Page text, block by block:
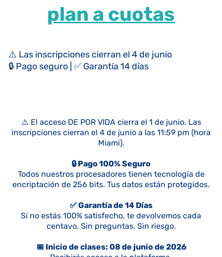
plan a cuotas
⚠️ Las inscripciones cierran el 4 de junio
🔒 Pago seguro | ✅ Garantía 14 días
⚠️ El acceso DE POR VIDA cierra el 1 de junio. Las
inscripciones cierran el 4 de junio a las 11:59 pm (hora
Miami).
🔒 Pago 100% Seguro
Todos nuestros procesadores tienen tecnología de
encriptación de 256 bits. Tus datos están protegidos.
✅ Garantía de 14 Días
Si no estás 100% satisfecho, te devolvemos cada
centavo. Sin preguntas. Sin riesgo.
📅 Inicio de clases: 08 de junio de 2026